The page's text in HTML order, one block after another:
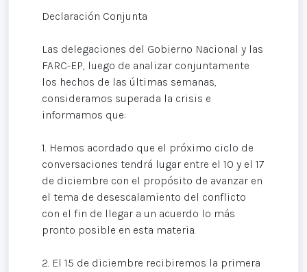
Declaración Conjunta
Las delegaciones del Gobierno Nacional y las
FARC-EP, luego de analizar conjuntamente
los hechos de las últimas semanas,
consideramos superada la crisis e
informamos que:
1. Hemos acordado que el próximo ciclo de
conversaciones tendrá lugar entre el 10 y el 17
de diciembre con el propósito de avanzar en
el tema de desescalamiento del conflicto
con el fin de llegar a un acuerdo lo más
pronto posible en esta materia.
2. El 15 de diciembre recibiremos la primera